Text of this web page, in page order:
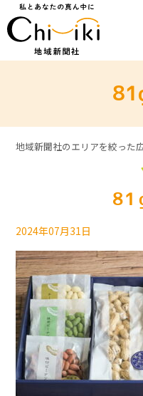
地域新聞社のエリアを絞った
2024年07月31日